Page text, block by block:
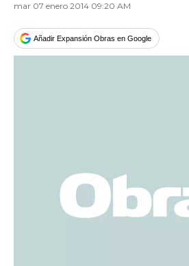
mar 07 enero 2014 09:20 AM
Añadir Expansión Obras en Google